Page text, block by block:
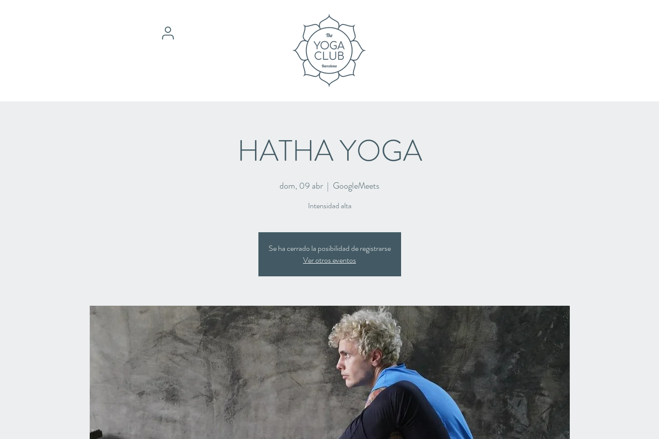
HATHA YOGA
dom, 09 abr
  |
GoogleMeets
Intensidad alta
Se ha cerrado la posibilidad de registrarse
Ver otros eventos